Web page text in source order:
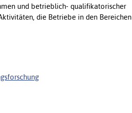
und betrieblich- qualifikatorischer
die Betriebe in den Bereichen